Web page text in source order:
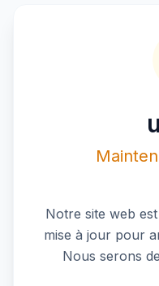
Notre site web
mise à jour pour
Nous serons